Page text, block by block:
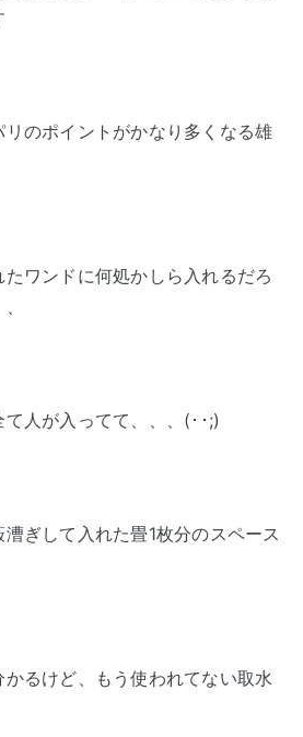
のポイントがかなり多くなる雄
ワンドに何処かしら入れるだろ
人が入ってて、、、(･･;)
ぎして入れた畳1枚分のスペース
るけど、もう使われてない取水